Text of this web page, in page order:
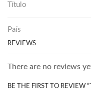
Título
País
REVIEWS
There are no reviews
BE THE FIRST TO REVIEW